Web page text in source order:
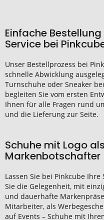
Einfache
Service bei
Unser Bestellprozess bei
schnelle Abwicklung
Turnschuhe oder Sneaker
begleiten Sie vom ersten
Ihnen für alle Fragen rund
und die Lieferung zur Seite.
Schuhe mit Logo
Markenbotschafter
Lassen Sie bei Pinkcube
Sie die Gelegenheit, mit
und dauerhafte
Mitarbeiter, als
auf Events – Schuhe mit